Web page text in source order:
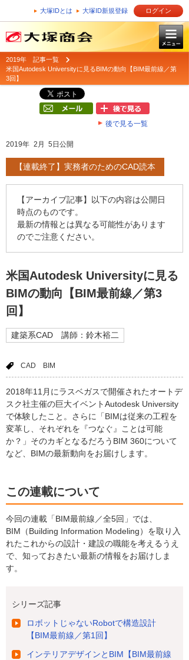
大塚IDとは 大塚ID新規登録 ログイン
2019年 記事一覧
米国Autodesk Universityに見るBIMの動向【BIM最前線／第
3回】
後で見る一覧
2019年 2月 5日公開
【連載終了】実務者のためのCAD読本
【アーカイブ記事】以下の内容は公開日
時点のものです。
最新の情報とは異なる可能性があります
のでご注意ください。
米国Autodesk Universityに見る
BIMの動向【BIM最前線／第3
回】
建築系CAD 講師：鈴木裕二
CAD BIM
2018年11月にラスベガスで開催されたオートデ
スク社主催の巨大イベントAutodesk University
で体験したこと。さらに「BIMは従来の工程を
変革し、それぞれを『つなぐ』ことは可能
か？」そのカギとなるだろうBIM 360について
など、BIMの最新動向をお届けします。
この連載について
今回の連載「BIM最前線／全5回」では、
BIM（Building Information Modeling）を取り入
れたこれからの設計・建設の職能を考えるうえ
で、知っておきたい最新の情報をお届けしま
す。
シリーズ記事
ロボットじゃないRobotで構造設計
【BIM最前線／第1回】
インテリアデザインとBIM【BIM最前線